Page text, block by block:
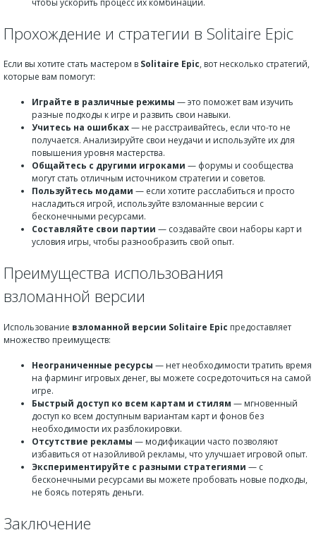
Прохождение и стратегии в Solitaire Epic
Если вы хотите стать мастером в Solitaire Epic, вот несколько стратегий,
которые вам помогут:
Играйте в различные режимы — это поможет вам изучить
разные подходы к игре и развить свои навыки.
Учитесь на ошибках— не расстраивайтесь, если что-то не
получается. Анализируйте свои неудачи и используйте их для
повышения уровня мастерства.
Общайтесь с другими игроками — форумы и сообщества
могут стать отличным источником стратегии и советов.
Пользуйтесь модами — если хотите расслабиться и просто
насладиться игрой, используйте взломанные версии с
бесконечными ресурсами.
Составляйте свои партии — создавайте свои наборы карт и
условия игры, чтобы разнообразить свой опыт.
Преимущества использования
взломанной версии
Использование взломанной версии Solitaire Epic предоставляет
множество преимуществ:
Неограниченные ресурсы — нет необходимости тратить время
на фарминг игровых денег, вы можете сосредоточиться на самой
игре.
Быстрый доступ ко всем картам и стилям — мгновенный
доступ ко всем доступным вариантам карт и фонов без
необходимости их разблокировки.
Отсутствие рекламы — модификации часто позволяют
избавиться от назойливой рекламы, что улучшает игровой опыт.
Экспериментируйте с разными стратегиями — с
бесконечными ресурсами вы можете пробовать новые подходы,
не боясь потерять деньги.
Заключение